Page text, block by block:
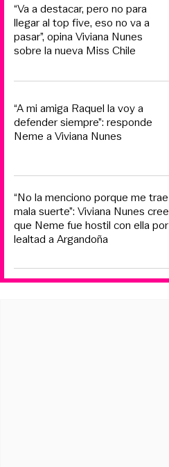
“Va a destacar, pero no para
llegar al top five, eso no va a
pasar”, opina Viviana Nunes
sobre la nueva Miss Chile
“A mi amiga Raquel la voy a
defender siempre”: responde
Neme a Viviana Nunes
“No la menciono porque me trae
mala suerte”: Viviana Nunes cree
que Neme fue hostil con ella por
lealtad a Argandoña